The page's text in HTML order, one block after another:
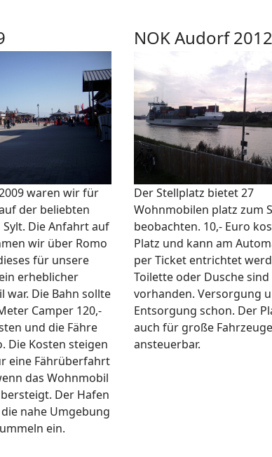
waren wir für
der beliebten
Die Anfahrt auf
wir über Romo
für unsere
erheblicher
war. Die Bahn sollte
Camper 120,-
und die Fähre
Die Kosten steigen
eine Fährüberfahrt
das Wohnmobil
Der Hafen
nahe Umgebung
ein.
NOK Audorf 2012
Der Stellplatz bietet 27
Wohnmobilen platz zum
beobachten. 10,- Euro
Platz und kann am
per Ticket entrichtet
Toilette oder Dusche
vorhanden. Versorgung
Entsorgung schon. Der
auch für große Fahrzeuge
ansteuerbar.